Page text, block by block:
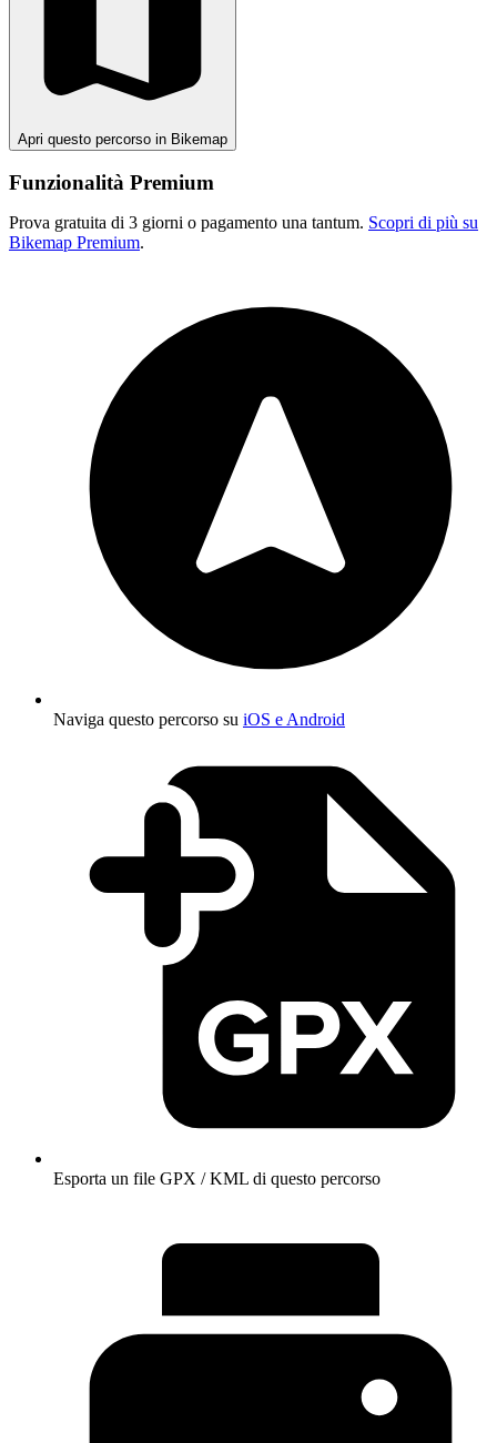
Apri questo percorso in Bikemap
Funzionalità Premium
Prova gratuita di 3 giorni o pagamento una tantum. Scopri di più su
Bikemap Premium.
Naviga questo percorso su iOS e Android
Esporta un file GPX / KML di questo percorso